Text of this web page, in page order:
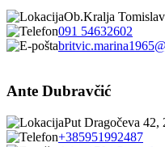
Ob.Kralja
091 54632602
Ante Dubravčić
Put Dragočeva 42,
+385951992487